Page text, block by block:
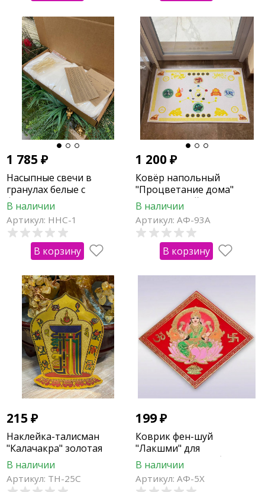
1 785₽
Насыпные свечи в
гранулах белые с
фитилём, 2 кг
В наличии
Артикул: ННС-1
В корзину
1 200₽
Ковёр напольный
"Процветание дома"
светло-серый
В наличии
Артикул: АФ-93А
В корзину
215₽
Наклейка-талисман
"Калачакра" золотая
В наличии
Артикул: ТН-25С
199₽
Коврик фен-шуй
"Лакшми" для
активизации изобилия (
11х11см,2шт)
В наличии
Артикул: АФ-5Х